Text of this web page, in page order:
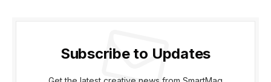
Subscribe to Updates